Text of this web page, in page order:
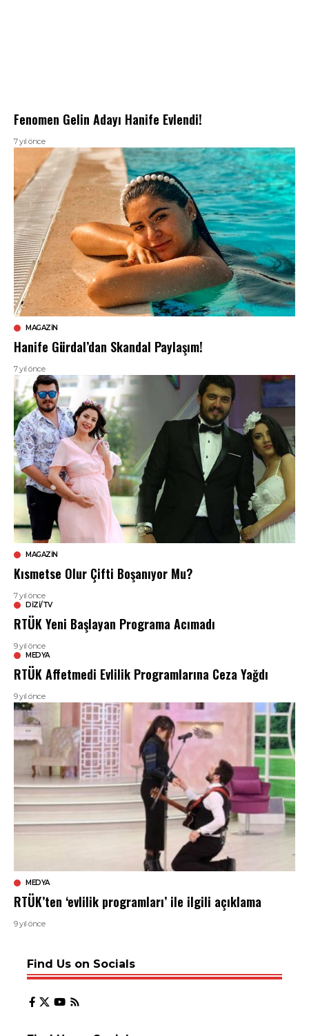
Fenomen Gelin Adayı Hanife Evlendi!
7 yıl önce
MAGAZIN
Hanife Gürdal’dan Skandal Paylaşım!
7 yıl önce
MAGAZIN
Kısmetse Olur Çifti Boşanıyor Mu?
7 yıl önce
DIZI/TV
RTÜK Yeni Başlayan Programa Acımadı
9 yıl önce
MEDYA
RTÜK Affetmedi Evlilik Programlarına Ceza Yağdı
9 yıl önce
MEDYA
RTÜK’ten ‘evlilik programları’ ile ilgili açıklama
9 yıl önce
Find Us on Socials